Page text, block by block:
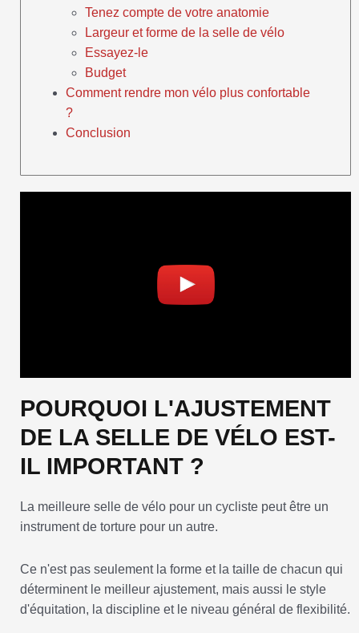
Tenez compte de votre anatomie
Largeur et forme de la selle de vélo
Essayez-le
Budget
Comment rendre mon vélo plus confortable
?
Conclusion
POURQUOI L'AJUSTEMENT
DE LA SELLE DE VÉLO EST-
IL IMPORTANT ?
La meilleure selle de vélo pour un cycliste peut être un
instrument de torture pour un autre.
Ce n'est pas seulement la forme et la taille de chacun qui
déterminent le meilleur ajustement, mais aussi le style
d'équitation, la discipline et le niveau général de flexibilité.